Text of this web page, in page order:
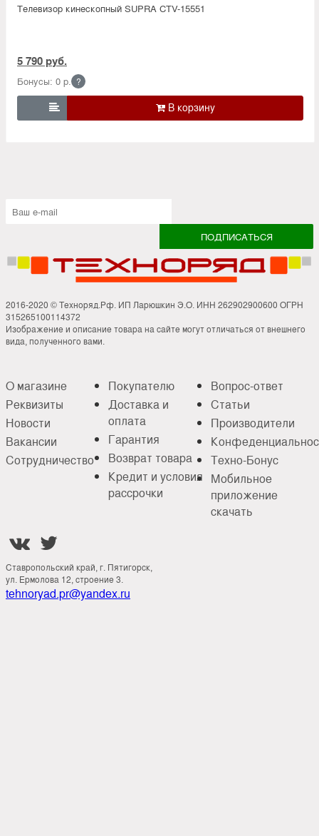
Телевизор кинескопный SUPRA CTV-15551
5 790 руб.
Бонусы: 0 р. ?

2016-2020 © Техноряд.Рф. ИП Ларюшкин Э.О. ИНН 262902900600 ОГРН
315265100114372
Изображение и описание товара на сайте могут отличаться от внешнего
вида, полученного вами.
О магазине
Реквизиты
Новости
Вакансии
Сотрудничество
Покупателю
Доставка и
оплата
Гарантия
Возврат товара
Кредит и условия
рассрочки
Вопрос-ответ
Статьи
Производители
Техно-Бонус
Мобильное
приложение
скачать
 
Ставропольский край, г. Пятигорск,
ул. Ермолова 12, строение 3.
tehnoryad.pr@yandex.ru